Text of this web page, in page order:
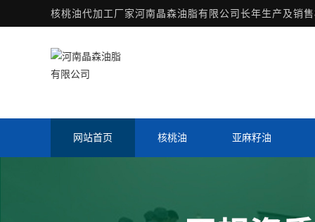
核桃油代加工厂家河南晶森油脂有限公司长年生产及销
网站首页 核桃油 亚麻籽油